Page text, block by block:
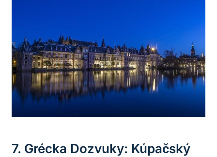
7. Grécka Dozvuky: Kúpačský